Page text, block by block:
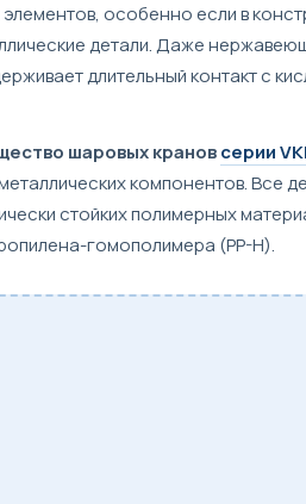
особенно если в
детали. Даже
длительный контакт с
шаровых крановсерии
компонентов. Все
стойких полимерных
гомополимера (PP-H).